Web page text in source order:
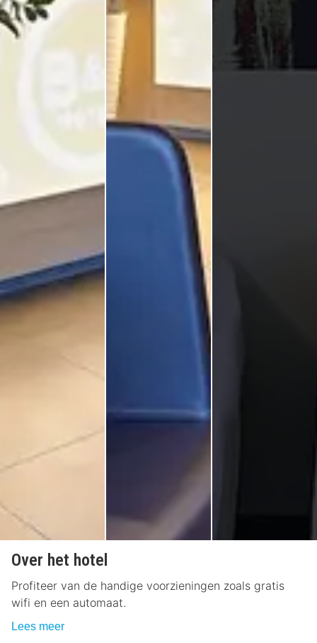
Over het hotel
Profiteer van de handige voorzieningen zoals gratis
wifi en een automaat.
Lees meer